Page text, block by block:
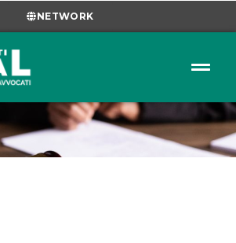
NETWORK